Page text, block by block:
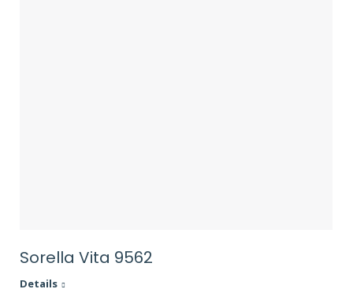
Sorella Vita 9562
Details